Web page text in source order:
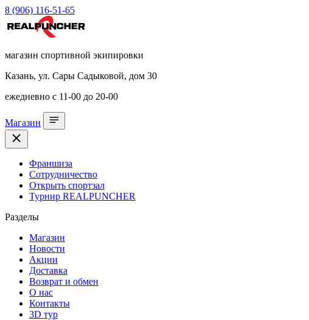
8 (906) 116-51-65
магазин спортивной экипировки
Казань, ул. Сары Садыковой, дом 30
ежедневно с 11-00 до 20-00
Магазин
Франшиза
Сотрудничество
Открыть спортзал
Турнир REALPUNCHER
Разделы
Магазин
Новости
Акции
Доставка
Возврат и обмен
О нас
Контакты
3D тур